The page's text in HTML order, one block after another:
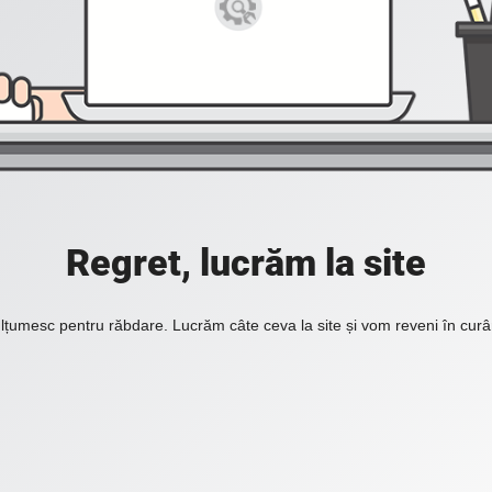
Regret, lucrăm la site
pentru răbdare. Lucrăm câte ceva la site și vom reveni în